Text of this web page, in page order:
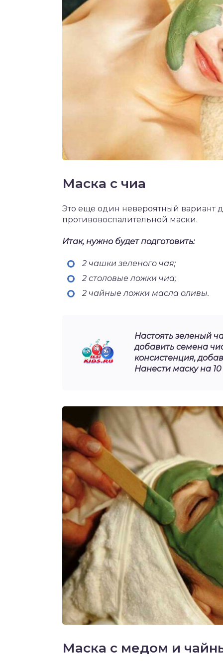
Маска с чиа
Это еще один невероятный
противовоспалительной маски.
Итак, нужно будет подготовить:
2 чашки зеленого чая;
2 столовые ложки чиа;
2 чайные ложки масла оливы.
Настоять зеленый
добавить семена
консистенция,
Нанести маску на
Маска с медом и